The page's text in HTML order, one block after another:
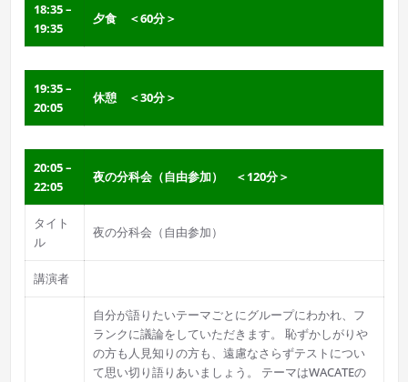
18:35 –
19:35
夕食 ＜60分＞
19:35 –
20:05
休憩 ＜30分＞
20:05 –
22:05
夜の分科会（自由参加） ＜120分＞
タイト
ル
夜の分科会（自由参加）
講演者
自分が語りたいテーマごとにグループにわかれ、フ
ランクに議論をしていただきます。 恥ずかしがりや
の方も人見知りの方も、遠慮なさらずテストについ
て思い切り語りあいましょう。 テーマはWACATEの